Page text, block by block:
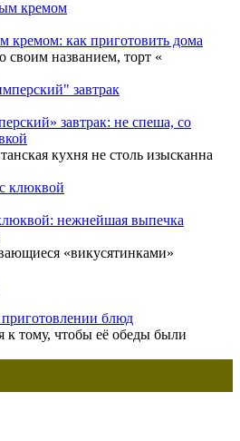
кремом: как приготовить дома
своим названием, торт «
завтрак: не спеша, со
кухня не столь изысканна
нежнейшая выпечка
«викусятинками»
блюд
к тому, чтобы её обеды были